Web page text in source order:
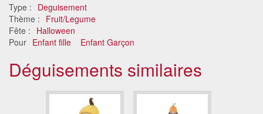
Type : Deguisement
Thème : Fruit/Legume
Fête : Halloween
Pour Enfant fille Enfant Garçon
Déguisements similaires